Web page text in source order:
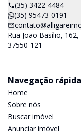
(35) 3422-4484
(35) 95473-0191
Rua João Basílio,
37550-121
Navegação rápida
Home
Sobre nós
Buscar imóvel
Anunciar imóvel